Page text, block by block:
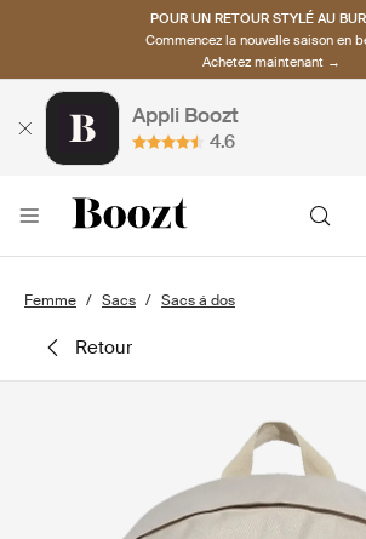
POUR UN RETOUR STYLÉ AU
Commencez la nouvelle saison en
Achetez maintenant →
Appli Boozt
4.6
Femme Sacs Sacs á dos
retour